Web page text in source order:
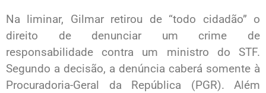
Na liminar, Gilmar retirou de “todo cidadão” o
direito de denunciar um crime de
responsabilidade contra um ministro do STF.
Segundo a decisão, a denúncia caberá somente à
Procuradoria-Geral da República (PGR). Além